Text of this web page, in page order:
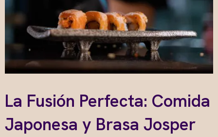
La Fusión Perfecta: Comida
Japonesa y Brasa Josper